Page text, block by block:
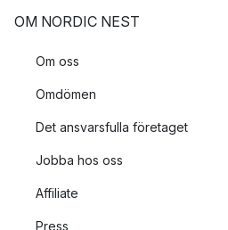
OM NORDIC NEST
Om oss
Omdömen
Det ansvarsfulla företaget
Jobba hos oss
Affiliate
Press